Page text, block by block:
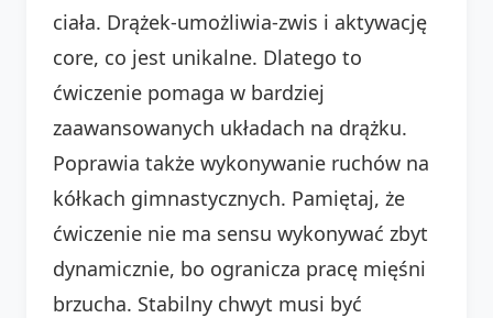
ciała. Drążek-umożliwia-zwis i aktywację
core, co jest unikalne. Dlatego to
ćwiczenie pomaga w bardziej
zaawansowanych układach na drążku.
Poprawia także wykonywanie ruchów na
kółkach gimnastycznych. Pamiętaj, że
ćwiczenie nie ma sensu wykonywać zbyt
dynamicznie, bo ogranicza pracę mięśni
brzucha. Stabilny chwyt musi być